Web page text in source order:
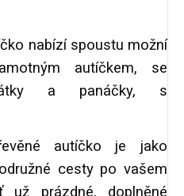
nabízí spoustu možní
autíčkem, se
a panáčky, s
autíčko je jako
cesty po vašem
prázdné, doplněné